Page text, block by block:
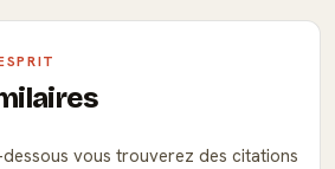
vous trouverez des citations